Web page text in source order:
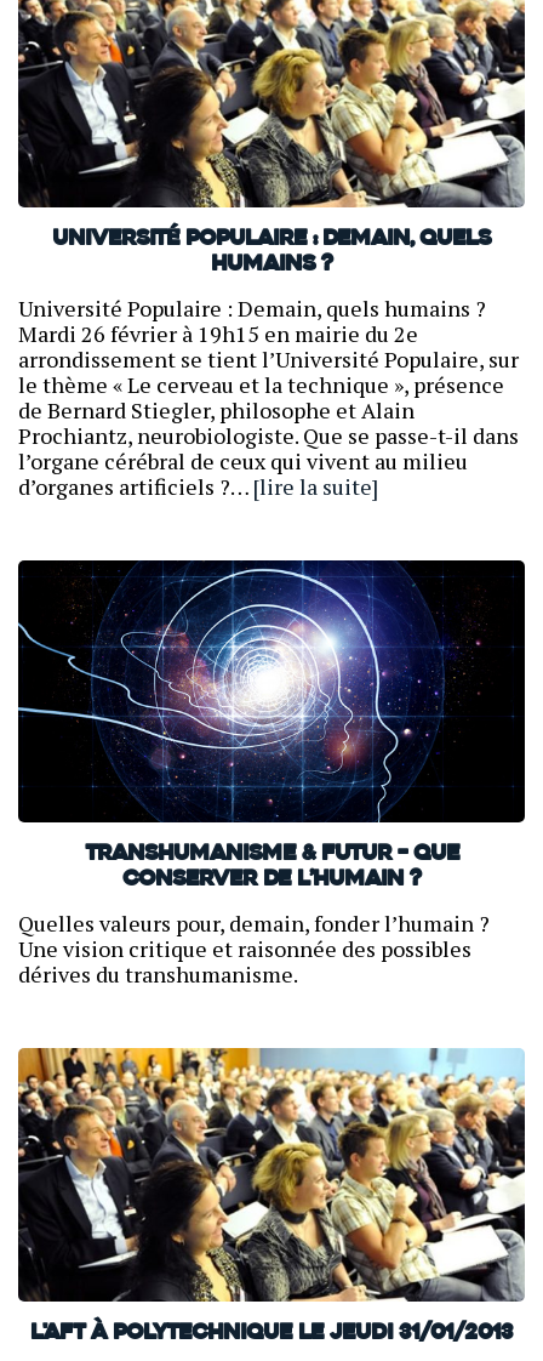
Université Populaire : Demain, quels
humains ?
Université Populaire : Demain, quels humains ?
Mardi 26 février à 19h15 en mairie du 2e
arrondissement se tient l’Université Populaire, sur
le thème « Le cerveau et la technique », présence
de Bernard Stiegler, philosophe et Alain
Prochiantz, neurobiologiste. Que se passe-t-il dans
l’organe cérébral de ceux qui vivent au milieu
d’organes artificiels ?… [lire la suite]
Transhumanisme & Futur – Que
conserver de l’humain ?
Quelles valeurs pour, demain, fonder l’humain ?
Une vision critique et raisonnée des possibles
dérives du transhumanisme.
L'AFT à Polytechnique le jeudi 31/01/2013